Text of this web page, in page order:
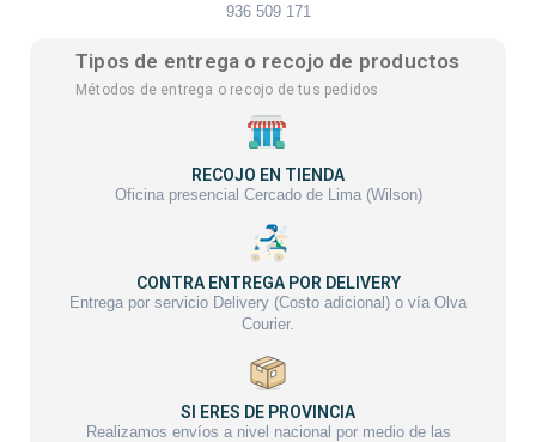
936 509 171
Tipos de entrega o recojo de productos
Métodos de entrega o recojo de tus pedidos
RECOJO EN TIENDA
Oficina presencial Cercado de Lima (Wilson)
CONTRA ENTREGA POR DELIVERY
Entrega por servicio Delivery (Costo adicional) o vía Olva
Courier.
SI ERES DE PROVINCIA
Realizamos envíos a nivel nacional por medio de las